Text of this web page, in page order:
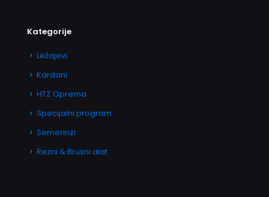
Kategorije
Ležajevi
Kardani
HTZ Oprema
Specijalni program
Semerinzi
Rezni & Brusni alat